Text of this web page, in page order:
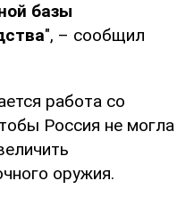
базы
", – сообщил
работа со
Россия не могла
оружия.